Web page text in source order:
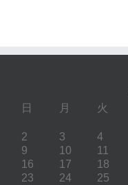
日 月 火
2
3 4
9
10 11
16
17 18
23
24 25